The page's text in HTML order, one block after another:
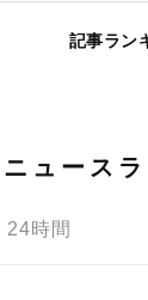
記事ラン
ニュース
24時間